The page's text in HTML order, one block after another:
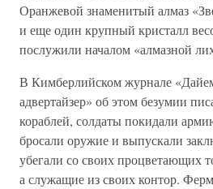
Оранжевой знаменитый алмаз
и еще один крупный кристалл
послужили началом «алмазной
В Кимберлийском журнале
адвертайзер» об этом безумии
кораблей, солдаты покидали
бросали оружие и выпускали
убегали со своих процветающих
а служащие из своих контор.